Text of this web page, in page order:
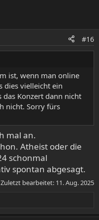
#16
ist, wenn man online
dies vielleicht ein
das Konzert dann nicht
nicht. Sorry fürs
mal an.
Atheist oder die
schonmal
spontan abgesagt.
Zuletzt bearbeitet: 11. Aug. 2025